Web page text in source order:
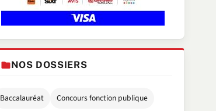
NOS DOSSIERS
Baccalauréat Concours fonction publique